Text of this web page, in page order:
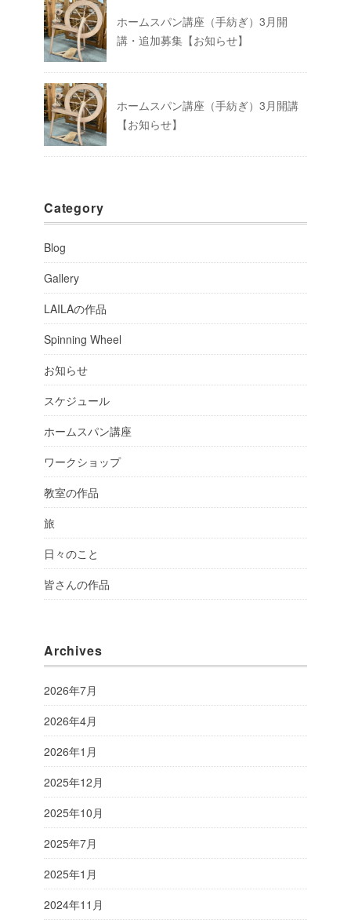
ホームスパン講座（手紡ぎ）3月開
講・追加募集【お知らせ】
ホームスパン講座（手紡ぎ）3月開講
【お知らせ】
Category
Blog
Gallery
LAILAの作品
Spinning Wheel
お知らせ
スケジュール
ホームスパン講座
ワークショップ
教室の作品
旅
日々のこと
皆さんの作品
Archives
2026年7月
2026年4月
2026年1月
2025年12月
2025年10月
2025年7月
2025年1月
2024年11月